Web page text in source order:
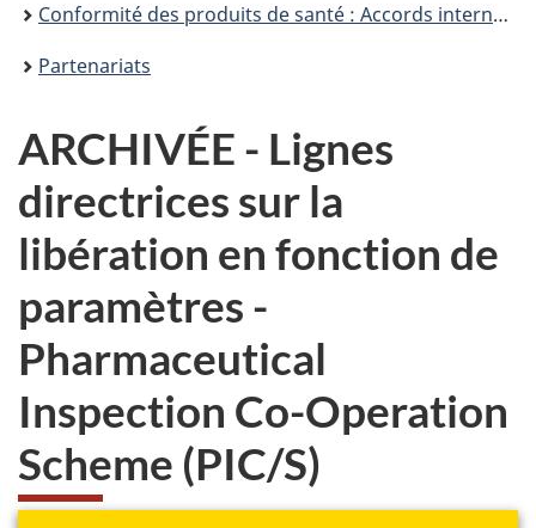
Conformité des produits de santé : Accords internationaux et activités de collaboration
Partenariats
ARCHIVÉE - Lignes
directrices sur la
libération en fonction de
paramètres -
Pharmaceutical
Inspection Co-Operation
Scheme (PIC/S)